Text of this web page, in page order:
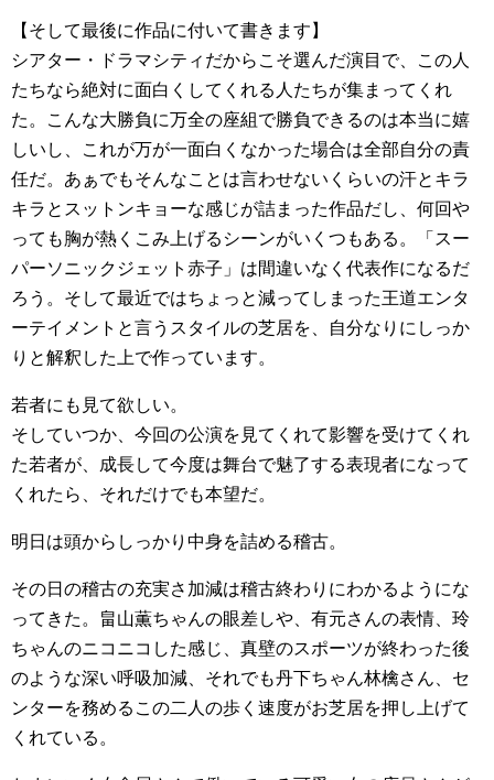
【そして最後に作品に付いて書きます】
シアター・ドラマシティだからこそ選んだ演目で、この人
たちなら絶対に面白くしてくれる人たちが集まってくれ
た。こんな大勝負に万全の座組で勝負できるのは本当に嬉
しいし、これが万が一面白くなかった場合は全部自分の責
任だ。あぁでもそんなことは言わせないくらいの汗とキラ
キラとスットンキョーな感じが詰まった作品だし、何回や
っても胸が熱くこみ上げるシーンがいくつもある。「スー
パーソニックジェット赤子」は間違いなく代表作になるだ
ろう。そして最近ではちょっと減ってしまった王道エンタ
ーテイメントと言うスタイルの芝居を、自分なりにしっか
りと解釈した上で作っています。
若者にも見て欲しい。
そしていつか、今回の公演を見てくれて影響を受けてくれ
た若者が、成長して今度は舞台で魅了する表現者になって
くれたら、それだけでも本望だ。
明日は頭からしっかり中身を詰める稽古。
その日の稽古の充実さ加減は稽古終わりにわかるようにな
ってきた。畠山薫ちゃんの眼差しや、有元さんの表情、玲
ちゃんのニコニコした感じ、真壁のスポーツが終わった後
のような深い呼吸加減、それでも丹下ちゃん林檎さん、セ
ンターを務めるこの二人の歩く速度がお芝居を押し上げて
くれている。